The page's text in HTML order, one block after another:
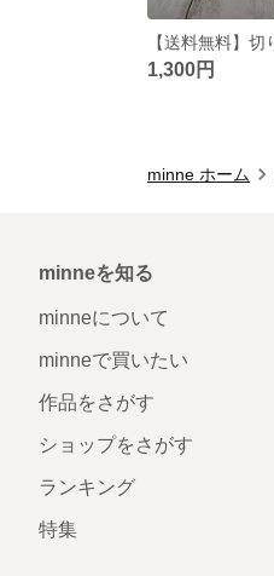
1,300円
minne ホーム
minneを知る
minneについて
minneで買いたい
作品をさがす
ショップをさがす
ランキング
特集